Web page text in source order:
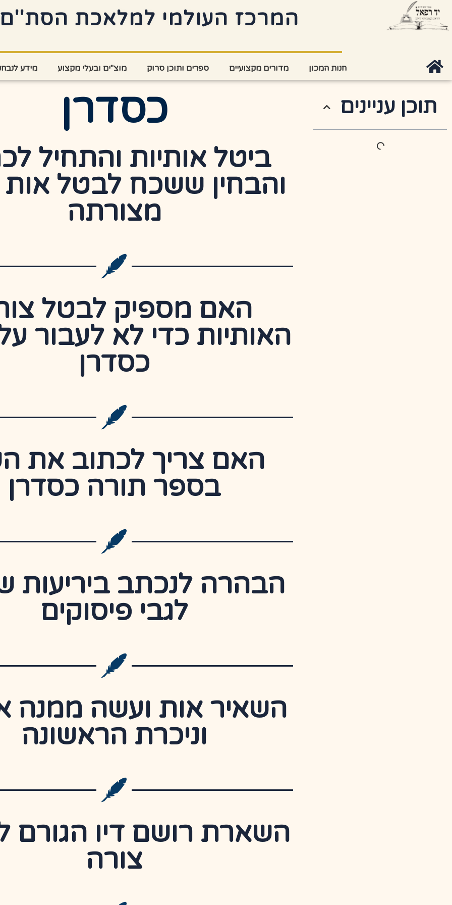
המרכז העולמי למלאכת
חנות המכון מדורים מקצועיים ספרים ותוכן סרוק מוצ"ים ובעלי מקצוע מידע
תוכן עניינים כסדרן
ביטל אותיות והתחיל
והבחין ששכח לבטל
מצורתה
האם מספיק לבטל
האותיות כדי לא לעבור
כסדרן
האם צריך לכתוב את
בספר תורה כסדרן
הבהרה לנכתב ביריעות
לגבי פיסוקים
השאיר אות ועשה ממנה
וניכרת הראשונה
השארת רושם דיו הגורם
צורה